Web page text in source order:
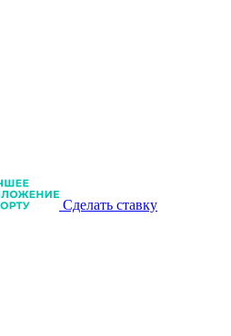
Сделать ставку